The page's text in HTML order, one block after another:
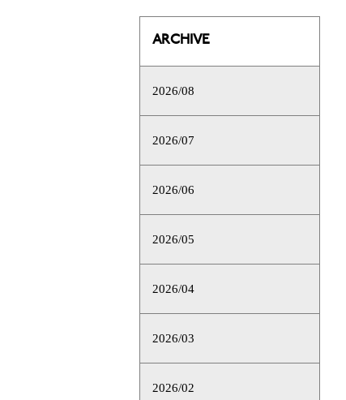
ARCHIVE
2026/08
2026/07
2026/06
2026/05
2026/04
2026/03
2026/02